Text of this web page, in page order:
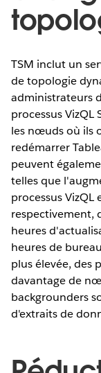
TSM inclut un
de topologie
administrateurs
processus
les nœuds où ils
redémarrer
peuvent
telles que
processus
respectivement,
heures
heures de
plus élevée, des
davantage de
backgrounders
d'extraits de